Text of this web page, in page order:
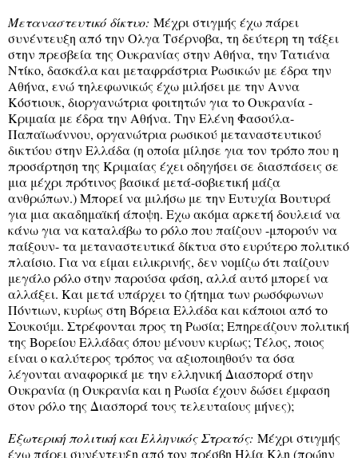
Μεταναστευτικό δίκτυο: Μέχρι στιγμής έχω πάρει
συνέντευξη από την Ολγα Τσέρνοβα, τη δεύτερη τη τάξει
στην πρεσβεία της Ουκρανίας στην Αθήνα, την Τατιάνα
Ντίκο, δασκάλα και μεταφράστρια Ρωσικών με έδρα την
Αθήνα, ενώ τηλεφωνικώς έχω μιλήσει με την Αννα
Κόστιουκ, διοργανώτρια φοιτητών για το Ουκρανία -
Κριμαία με έδρα την Αθήνα. Την Ελένη Φασούλα-
Παπαϊωάννου, οργανώτρια ρωσικού μεταναστευτικού
δικτύου στην Ελλάδα (η οποία μίλησε για τον τρόπο που η
προσάρτηση της Κριμαίας έχει οδηγήσει σε διασπάσεις σε
μια μέχρι πρότινος βασικά μετά-σοβιετική μάζα
ανθρώπων.) Μπορεί να μιλήσω με την Ευτυχία Βουτυρά
για μια ακαδημαϊκή άποψη. Εχω ακόμα αρκετή δουλειά να
κάνω για να καταλάβω το ρόλο που παίζουν -μπορούν να
παίξουν- τα μεταναστευτικά δίκτυα στο ευρύτερο πολιτικό
πλαίσιο. Για να είμαι ειλικρινής, δεν νομίζω ότι παίζουν
μεγάλο ρόλο στην παρούσα φάση, αλλά αυτό μπορεί να
αλλάξει. Και μετά υπάρχει το ζήτημα των ρωσόφωνων
Πόντιων, κυρίως στη Βόρεια Ελλάδα και κάποιοι από το
Σουκούμι. Στρέφονται προς τη Ρωσία; Επηρεάζουν πολιτική
της Βορείου Ελλάδας όπου μένουν κυρίως; Τέλος, ποιος
είναι ο καλύτερος τρόπος να αξιοποιηθούν τα όσα
λέγονται αναφορικά με την ελληνική Διασπορά στην
Ουκρανία (η Ουκρανία και η Ρωσία έχουν δώσει έμφαση
στον ρόλο της Διασπορά τους τελευταίους μήνες);
Εξωτερική πολιτική και Ελληνικός Στρατός: Μέχρι στιγμής
έχω πάρει συνέντευξη από τον πρέσβη Ηλία Κλη (πρώην